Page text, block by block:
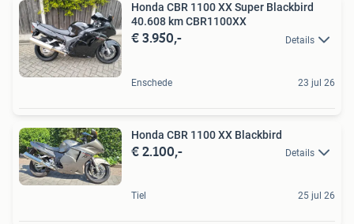
Honda CBR 1100 XX Super Blackbird
40.608 km CBR1100XX
€ 3.950,- Details
Enschede 23 jul 26
Honda CBR 1100 XX Blackbird
€ 2.100,- Details
Tiel 25 jul 26